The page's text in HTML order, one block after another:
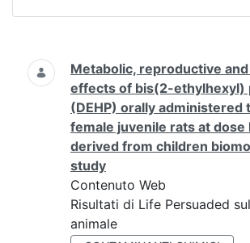
Ricerca
Metabolic, reproductive
effects of bis(2-ethylhexyl)
(DEHP) orally administered
female juvenile rats at dose
derived from children
study
Contenuto Web
Risultati di Life Persuaded
animale